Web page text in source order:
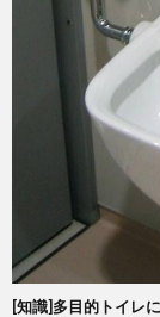
[知識]多目的トイレ